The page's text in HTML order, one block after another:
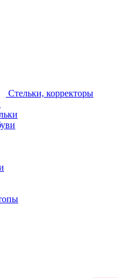
Стельки, корректоры